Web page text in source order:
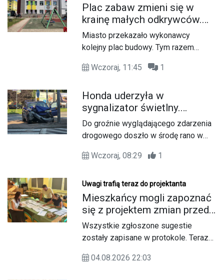
drogowym.
Plac zabaw zmieni się w
krainę małych odkrywców.
Główną atrakcją będzie
galeon
Miasto przekazało wykonawcy
kolejny plac budowy. Tym razem
Modernizacji doczeka się strefa
nr 11. Największą atrakcją będzie
okazały zestaw w formie galeonu z
podestami na kilku poziomach oraz
zjeżdżalnią.
Wczoraj, 11:45 1
Honda uderzyła w
sygnalizator świetlny.
Kierowca został zabrany do
szpitala
Do groźnie wyglądającego zdarzenia
drogowego doszło w środę rano w
samochodem marki Honda zjechał z
świetlny.
Wczoraj, 08:29 1
Uwagi trafią teraz do projektanta
Mieszkańcy mogli zapoznać
się z projektem zmian przed
"Dziewiętnastką". Powstanie
tam "Zielona klasa"
Wszystkie zgłoszone sugestie
zostały zapisane w protokole. Teraz
Publicznej Szkole Podstawowej nr 19
04.08.2026 22:03